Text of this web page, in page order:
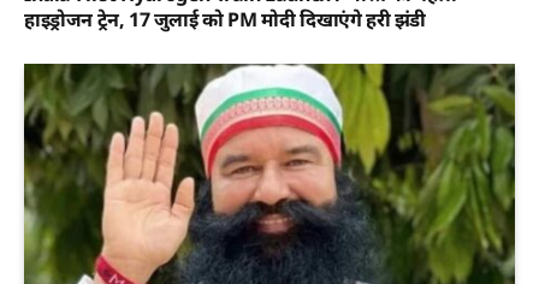
हाइड्रोजन ट्रेन, 17 जुलाई को PM मोदी दिखाएंगे हरी झंडी